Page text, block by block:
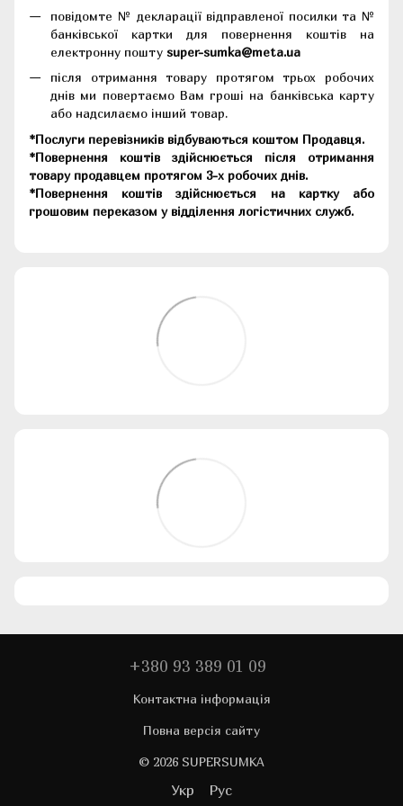
повідомте № декларації відправленої посилки та №
банківської картки для повернення коштів на
електронну пошту super-sumka@meta.ua
після отримання товару протягом трьох робочих
днів ми повертаємо Вам гроші на банківська карту
або надсилаємо інший товар.
*Послуги перевізників відбуваються коштом Продавця.
*Повернення коштів здійснюється після отримання
товару продавцем протягом 3-х робочих днів.
*Повернення коштів здійснюється на картку або
грошовим переказом у відділення логістичних служб.
+380 93 389 01 09
Контактна інформація
Повна версія сайту
© 2026 SUPERSUMKA
Укр Рус